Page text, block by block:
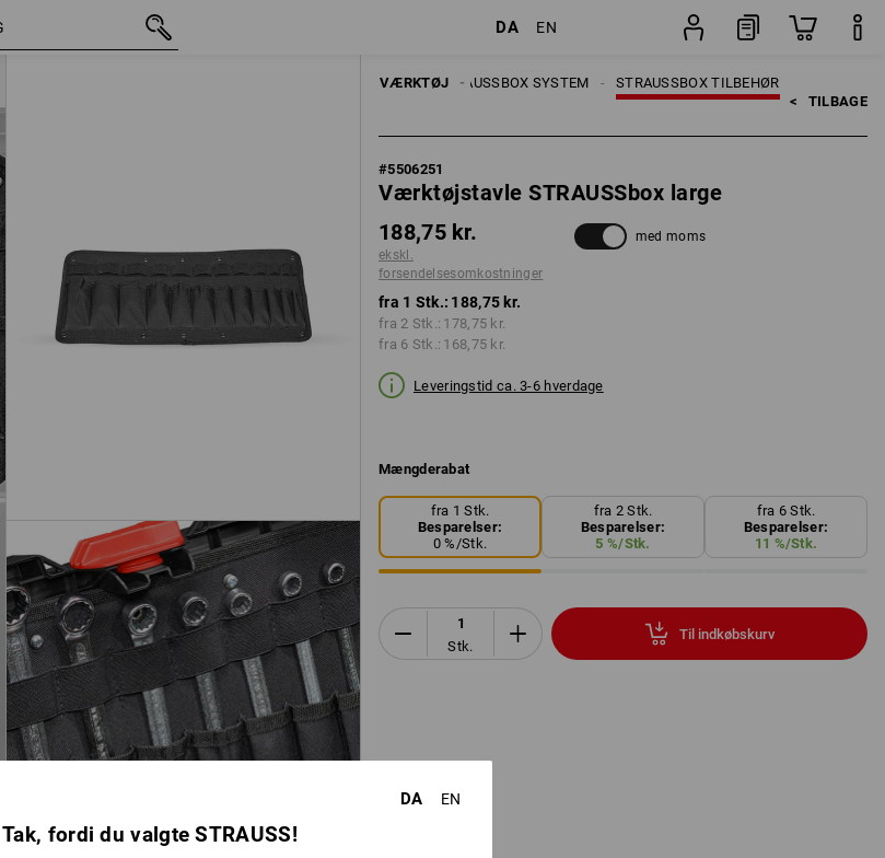
DA EN
VÆRKTØJ STRAUSSBOX TILBEHØR
STRAUSSBOX SYSTEM
HÅNDVÆRKTØJER
< TILBAGE
#5506251
Værktøjstavle STRAUSSbox large
188,75 kr.
ekskl.
forsendelsesomkostninger
med moms
fra 1 Stk.: 188,75 kr.
fra 2 Stk.: 178,75 kr.
fra 6 Stk.: 168,75 kr.
Leveringstid ca. 3-6 hverdage
Mængderabat
fra 1 Stk.
Besparelser:
0 %/Stk.
fra 2 Stk.
Besparelser:
5 %/Stk.
fra 6 Stk.
Besparelser:
11 %/Stk.
Stk.
Til indkøbskurv
188,75 kr.
med moms
DA EN
Tak, fordi du valgte STRAUSS!